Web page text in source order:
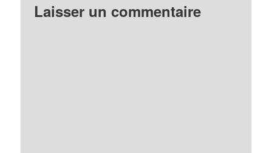
Laisser un commentaire